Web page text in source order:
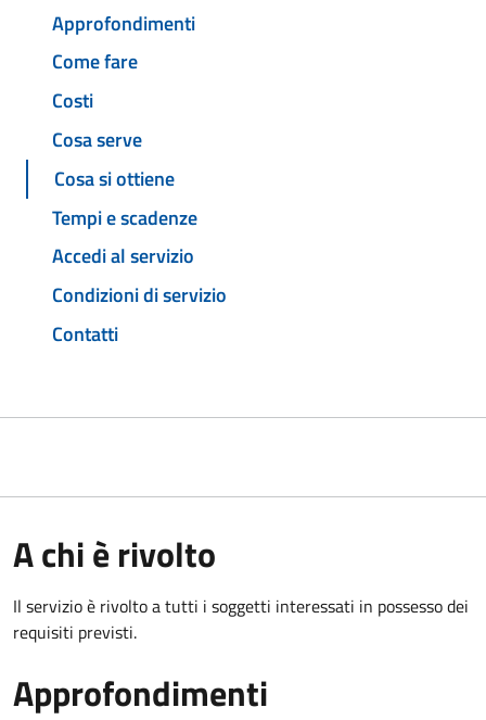
Approfondimenti
Come fare
Costi
Cosa serve
Cosa si ottiene
Tempi e scadenze
Accedi al servizio
Condizioni di servizio
Contatti
A chi è rivolto
Il servizio è rivolto a tutti i soggetti interessati in possesso dei
requisiti previsti.
Approfondimenti